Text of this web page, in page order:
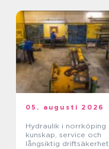
05. augusti 2026
Hydraulik i norrköping
kunskap, service och
långsiktig driftsäkerhet